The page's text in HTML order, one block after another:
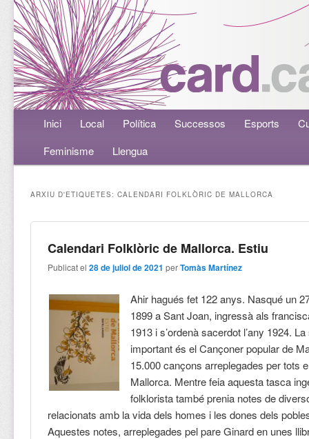
Menú principalAneu al contingut principal
Aneu al contingut secundari
Inici Local Política Successos Esports
Feminisme
Llengua
ARXIU D'ETIQUETES:CALENDARI FOLKLÒRIC DE MALLORCA
Calendari Folklòric de Mallorca. Estiu
Publicat el28 de juliol de 2021 perTomàs Martínez
Ahir hagués fet 122 anys. Nasqué un
1899 a Sant Joan, ingressà als
1913 i s’ordenà sacerdot l’any 1924.
important és el Cançoner popular de
15.000 cançons arreplegades per tots
Mallorca. Mentre feia aquesta tasca
folklorista també prenia notes de
relacionats amb la vida dels homes i les dones dels
Aquestes notes, arreplegades pel pare Ginard en unes